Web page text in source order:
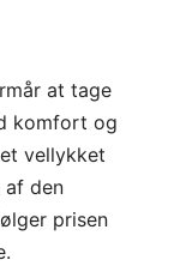
at tage
komfort og
vellykket
af den
prisen